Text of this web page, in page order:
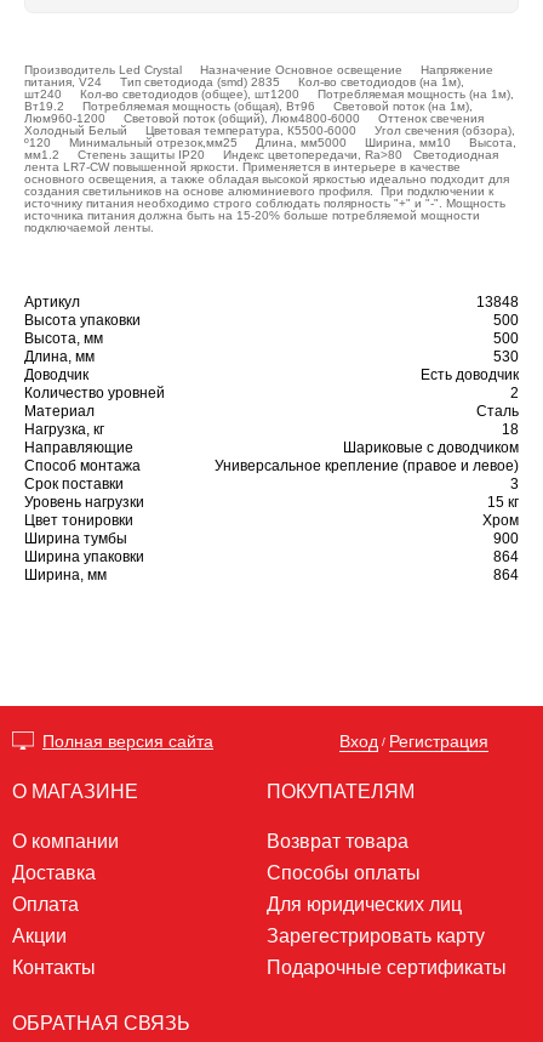
Производитель Led Crystal Назначение Основное освещение Напряжение
питания, V24 Тип светодиода (smd) 2835 Кол-во светодиодов (на 1м),
шт240 Кол-во светодиодов (общее), шт1200 Потребляемая мощность (на 1м),
Вт19.2 Потребляемая мощность (общая), Вт96 Световой поток (на 1м),
Люм960-1200 Световой поток (общий), Люм4800-6000 Оттенок свечения
Холодный Белый Цветовая температура, К5500-6000 Угол свечения (обзора),
º120 Минимальный отрезок,мм25 Длина, мм5000 Ширина, мм10 Высота,
мм1.2 Степень защиты IP20 Индекс цветопередачи, Ra>80 Светодиодная
лента LR7-CW повышенной яркости. Применяется в интерьере в качестве
основного освещения, а также обладая высокой яркостью идеально подходит для
создания светильников на основе алюминиевого профиля. При подключении к
источнику питания необходимо строго соблюдать полярность "+" и "-". Мощность
источника питания должна быть на 15-20% больше потребляемой мощности
подключаемой ленты.
Артикул
13848
Высота упаковки
500
Высота, мм
500
Длина, мм
530
Доводчик
Есть доводчик
Количество уровней
2
Материал
Сталь
Нагрузка, кг
18
Направляющие
Шариковые с доводчиком
Способ монтажа
Универсальное крепление (правое и левое)
Срок поставки
3
Уровень нагрузки
15 кг
Цвет тонировки
Хром
Ширина тумбы
900
Ширина упаковки
864
Ширина, мм
864
Полная версия сайта Вход / Регистрация
О МАГАЗИНЕ
О компании
Доставка
Оплата
Акции
Контакты
ПОКУПАТЕЛЯМ
Возврат товара
Способы оплаты
Для юридических лиц
Зарегестрировать карту
Подарочные сертификаты
ОБРАТНАЯ СВЯЗЬ